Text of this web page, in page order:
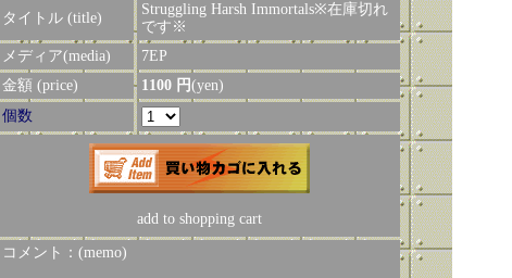
タイトル (title)
Struggling Harsh Immortals※在庫切れ
です※
メディア(media)
7EP
金額 (price)
1100 円(yen)
個数
add to shopping cart
コメント：(memo)